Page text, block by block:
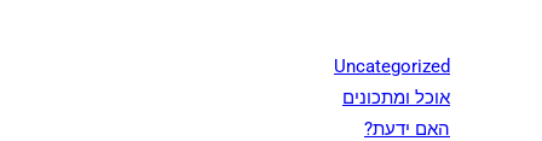
Uncategorized
אוכל ומתכונים
האם ידעת?